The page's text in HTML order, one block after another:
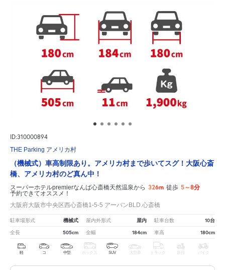
ID:310000894
THE Parking アメリカ村
（機械式）車高制限あり。アメリカ村まで歩いてスグ！大阪心斎
橋、アメリカ村のど真ん中！
スーパーホテルpremierなんば心斎橋天然温泉から 326m 徒歩 5～8分
予約できてオススメ！
大阪府大阪市中央区西心斎橋1-5-5 アーバンBLD.心斎橋
駐車場形式 機械式 屋内外形式 屋内 駐車台数 10台
全長 505cm 全幅 184cm 車高 180cm
軽 コ 中型 ボックス SUV 大型車 トラック 原付 バイク